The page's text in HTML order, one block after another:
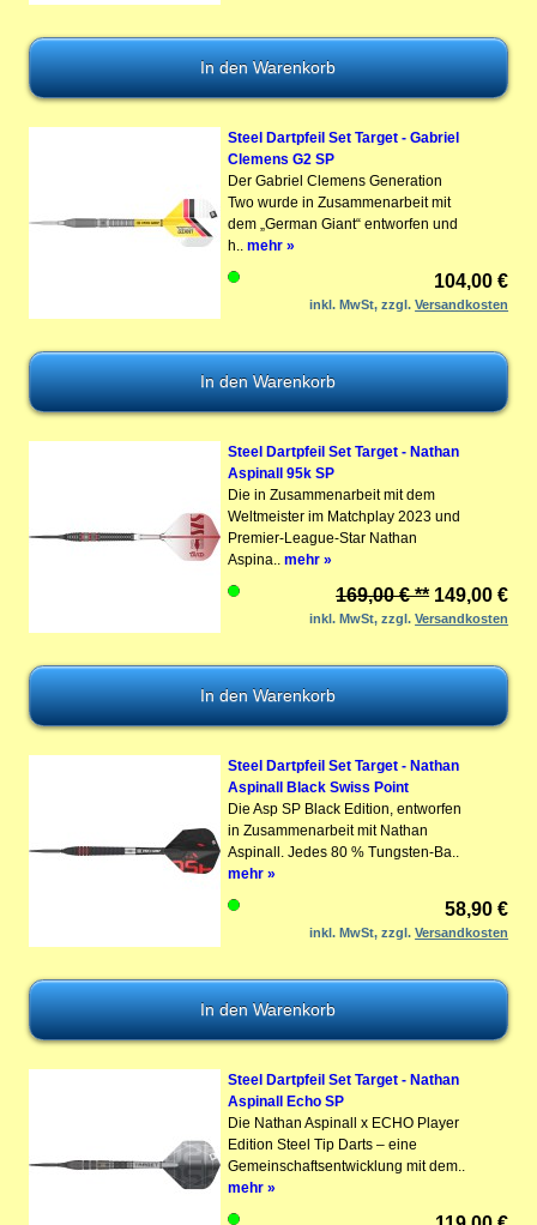
Steel Dartpfeil Set Target - Gabriel
Clemens G2 SP
Der Gabriel Clemens Generation
Two wurde in Zusammenarbeit mit
dem „German Giant“ entworfen und
h.. mehr »
104,00 €
inkl. MwSt, zzgl.Versandkosten
Steel Dartpfeil Set Target - Nathan
Aspinall 95k SP
Die in Zusammenarbeit mit dem
Weltmeister im Matchplay 2023 und
Premier-League-Star Nathan
Aspina.. mehr »
169,00 € ** 149,00 €
inkl. MwSt, zzgl.Versandkosten
Steel Dartpfeil Set Target - Nathan
Aspinall Black Swiss Point
Die Asp SP Black Edition, entworfen
in Zusammenarbeit mit Nathan
Aspinall. Jedes 80 % Tungsten-Ba..
mehr »
58,90 €
inkl. MwSt, zzgl.Versandkosten
Steel Dartpfeil Set Target - Nathan
Aspinall Echo SP
Die Nathan Aspinall x ECHO Player
Edition Steel Tip Darts – eine
Gemeinschaftsentwicklung mit dem..
mehr »